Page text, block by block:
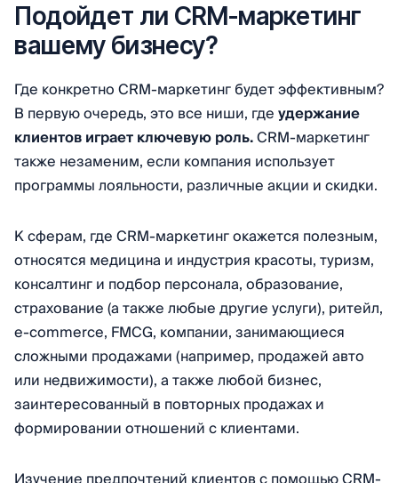
Подойдет ли CRM-маркетинг
вашему бизнесу?
Где конкретно CRM-маркетинг будет эффективным?
В первую очередь, это все ниши, гдеудержание
клиентов играет ключевую роль.CRM-маркетинг
также незаменим, если компания использует
программы лояльности, различные акции и скидки.
К сферам, где CRM-маркетинг окажется полезным,
относятся медицина и индустрия красоты, туризм,
консалтинг и подбор персонала, образование,
страхование (а также любые другие услуги), ритейл,
e-commerce, FMCG, компании, занимающиеся
сложными продажами (например, продажей авто
или недвижимости), а также любой бизнес,
заинтересованный в повторных продажах и
формировании отношений с клиентами.